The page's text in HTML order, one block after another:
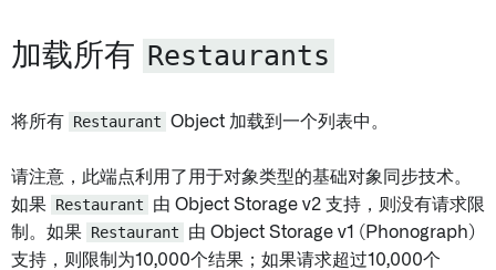
加载所有 Restaurants
将所有 Restaurant Object 加载到一个列表中。
请注意，此端点利用了用于对象类型的基础对象同步技术。
如果 Restaurant
由 Object Storage v2 支持，则没有请求限
制。如果 Restaurant
由 Object Storage v1 (Phonograph)
支持，则限制为10,000个结果；如果请求超过10,000个